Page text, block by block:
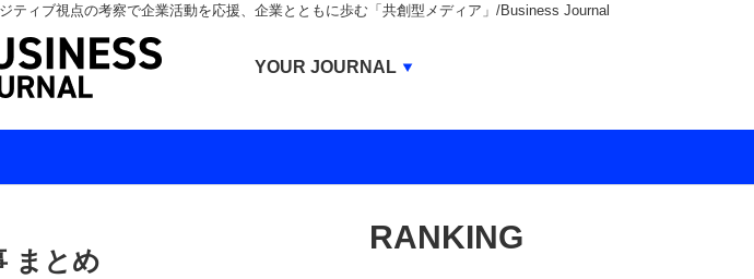
ティブ視点の考察で企業活動を応援、企業とともに歩む「共創型メディア」/Business Journal
まとめ
RANKING
YOUR JOURNAL
BUSINESS JOURNAL
IVS JOURNAL